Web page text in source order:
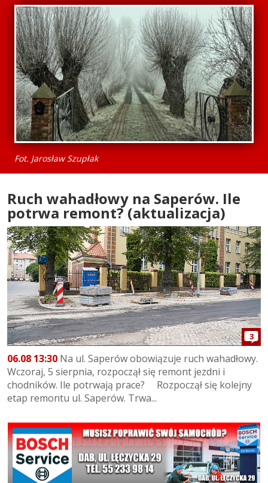
Fot. Jarosław Szupłak
Ruch wahadłowy na Saperów. Ile
potrwa remont? (aktualizacja)
3
06.08 13:30 Na ul. Saperów obowiązuje ruch wahadłowy.
Wczoraj, 5 sierpnia, rozpoczął się remont jezdni i
chodników. Ile potrwają prace? Rozpoczął się kolejny
etap remontu ul. Saperów. Trwa...